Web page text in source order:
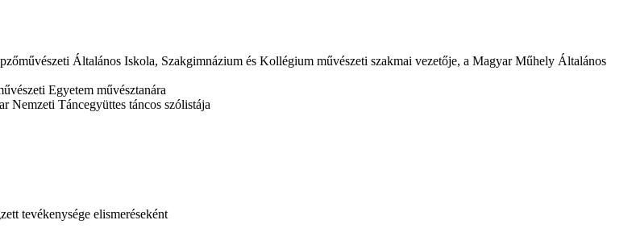
Általános Iskola, Szakgimnázium és Kollégium művészeti szakmai vezetője, a Magyar Műhely Általános
Egyetem művésztanára
Nemzeti Táncegyüttes táncos szólistája
tevékenysége elismeréseként